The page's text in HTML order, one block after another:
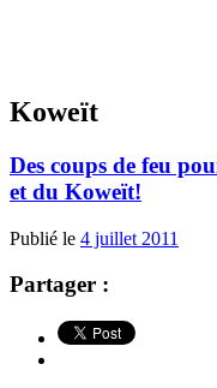
Koweït
Des coups de feu
et du Koweït!
Publié le 4 juillet 2011
Partager :